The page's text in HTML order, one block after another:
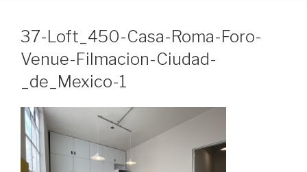
37-Loft_450-Casa-Roma-Foro-
Venue-Filmacion-Ciudad-
_de_Mexico-1